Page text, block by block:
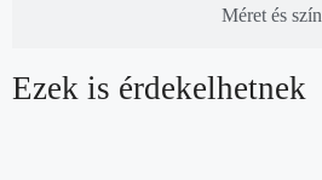
Méret és szín
Ezek is érdekelhetnek